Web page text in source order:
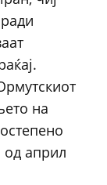
на
од април